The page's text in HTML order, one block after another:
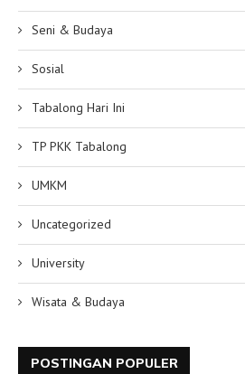
Seni & Budaya
Sosial
Tabalong Hari Ini
TP PKK Tabalong
UMKM
Uncategorized
University
Wisata & Budaya
POSTINGAN POPULER